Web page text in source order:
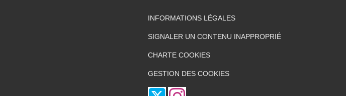
INFORMATIONS LÉGALES
SIGNALER UN CONTENU INAPPROPRIÉ
CHARTE COOKIES
GESTION DES COOKIES